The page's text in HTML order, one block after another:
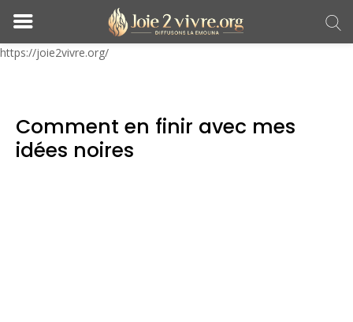
https://joie2vivre.org/
Comment en finir avec mes
idées noires